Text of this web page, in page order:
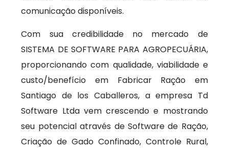
comunicação disponíveis.
Com sua credibilidade no mercado de
SISTEMA DE SOFTWARE PARA AGROPECUÁRIA,
proporcionando com qualidade, viabilidade e
custo/benefício em Fabricar Ração em
Santiago de los Caballeros, a empresa Td
Software Ltda vem crescendo e mostrando
seu potencial através de Software de Ração,
Criação de Gado Confinado, Controle Rural,